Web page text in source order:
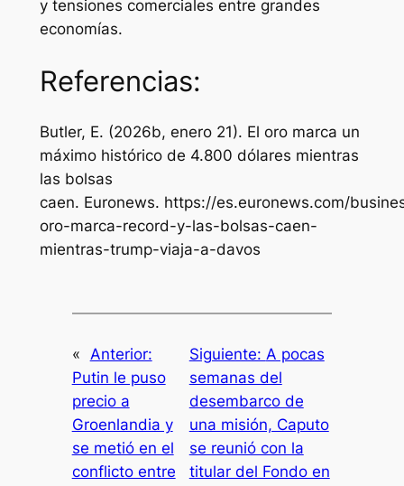
y tensiones comerciales entre grandes
economías.
Referencias:
Butler, E. (2026b, enero 21). El oro marca un
máximo histórico de 4.800 dólares mientras
las bolsas
caen. Euronews. https://es.euronews.com/
oro-marca-record-y-las-bolsas-caen-
mientras-trump-viaja-a-davos
« Anterior:
Putin le puso
precio a
Groenlandia y
se metió en el
conflicto entre
Siguiente: A pocas
semanas del
desembarco de
una misión, Caputo
se reunió con la
titular del Fondo en